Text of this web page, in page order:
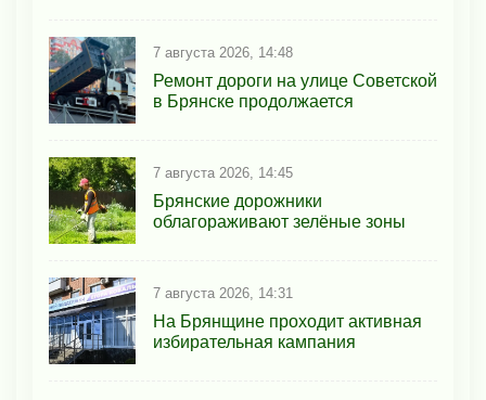
7 августа 2026, 14:48
Ремонт дороги на улице Советской
в Брянске продолжается
7 августа 2026, 14:45
Брянские дорожники
облагораживают зелёные зоны
7 августа 2026, 14:31
На Брянщине проходит активная
избирательная кампания